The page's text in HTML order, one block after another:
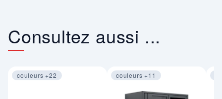
Consultez aussi ...
couleurs +22 couleurs +11
Image 1 sur 4